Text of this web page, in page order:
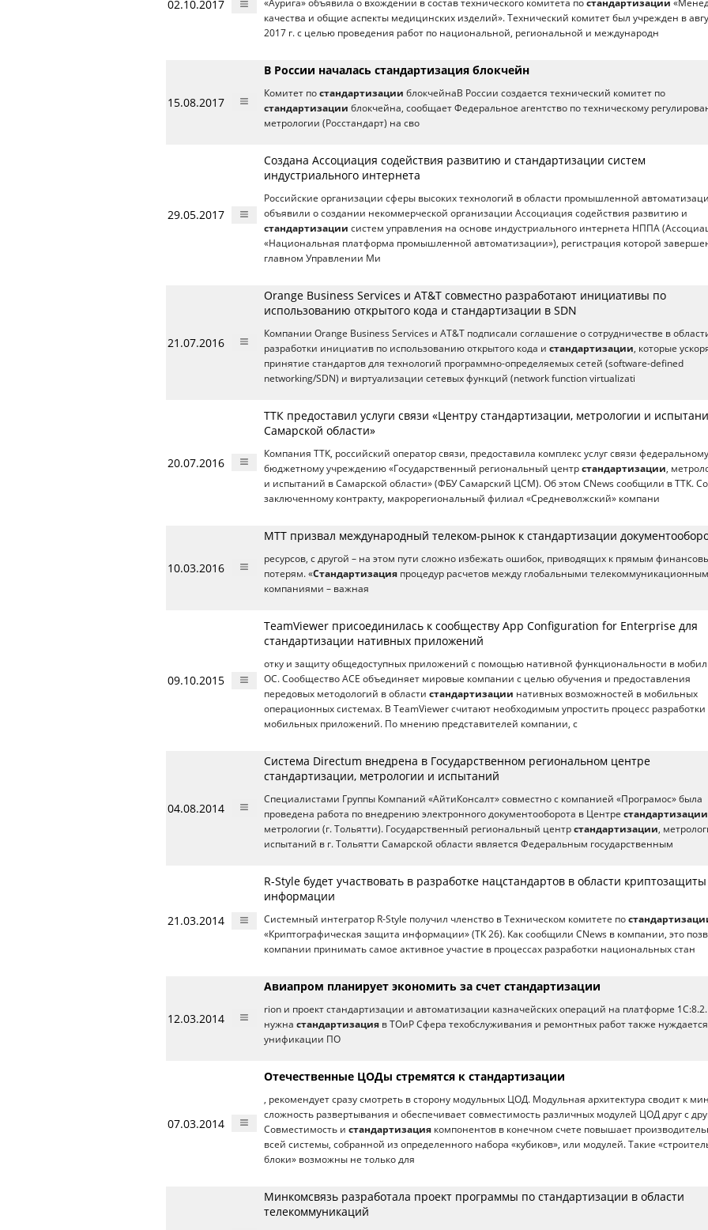
02.10.2017 «Аурига» объявила о вхождении в состав технического комитета по стандартизации
качества и общие аспекты медицинских изделий». Технический комитет был учрежден в
2017 г. с целью проведения работ по национальной, региональной и международн
15.08.2017
В России началась стандартизация блокчейн
Комитет по стандартизации блокчейнаВ России создается технический комитет по
стандартизации блокчейна, сообщает Федеральное агентство по техническому
метрологии (Росстандарт) на сво
29.05.2017
Создана Ассоциация содействия развитию и стандартизации систем
индустриального интернета
Российские организации сферы высоких технологий в области промышленной
объявили о создании некоммерческой организации Ассоциация содействия развитию и
стандартизации систем управления на основе индустриального интернета НППА
«Национальная платформа промышленной автоматизации»), регистрация которой
главном Управлении Ми
21.07.2016
Orange Business Services и AT&T совместно разработают инициативы по
использованию открытого кода и стандартизации в SDN
Компании Orange Business Services и AT&T подписали соглашение о сотрудничестве в
разработки инициатив по использованию открытого кода и стандартизации, которые
принятие стандартов для технологий программно-определяемых сетей (software-defined
networking/SDN) и виртуализации сетевых функций (network function virtualizati
20.07.2016
ТТК предоставил услуги связи «Центру стандартизации, метрологии и
Самарской области»
Компания ТТК, российский оператор связи, предоставила комплекс услуг связи федеральному
бюджетному учреждению «Государственный региональный центр стандартизации,
и испытаний в Самарской области» (ФБУ Самарский ЦСМ). Об этом CNews сообщили в ТТК.
заключенному контракту, макрорегиональный филиал «Средневолжский» компани
10.03.2016
МТТ призвал международный телеком-рынок к стандартизации
ресурсов, с другой – на этом пути сложно избежать ошибок, приводящих к прямым
потерям. «Стандартизация процедур расчетов между глобальными
компаниями – важная
09.10.2015
TeamViewer присоединилась к сообществу App Configuration for Enterprise для
стандартизации нативных приложений
отку и защиту общедоступных приложений с помощью нативной функциональности в
ОС. Сообщество ACE объединяет мировые компании с целью обучения и предоставления
передовых методологий в области стандартизации нативных возможностей в мобильных
операционных системах. В TeamViewer считают необходимым упростить процесс разработки
мобильных приложений. По мнению представителей компании, с
04.08.2014
Система Directum внедрена в Государственном региональном центре
стандартизации, метрологии и испытаний
Специалистами Группы Компаний «АйтиКонсалт» совместно с компанией «Програмос» была
проведена работа по внедрению электронного документооборота в Центре стандартизации
метрологии (г. Тольятти). Государственный региональный центр стандартизации,
испытаний в г. Тольятти Самарской области является Федеральным государственным
21.03.2014
R-Style будет участвовать в разработке нацстандартов в области криптозащиты
информации
Системный интегратор R-Style получил членство в Техническом комитете по
«Криптографическая защита информации» (ТК 26). Как сообщили CNews в компании, это
компании принимать самое активное участие в процессах разработки национальных стан
12.03.2014
Авиапром планирует экономить за счет стандартизации
rion и проект стандартизации и автоматизации казначейских операций на платформе
нужна стандартизация в ТОиР Сфера техобслуживания и ремонтных работ также
унификации ПО
07.03.2014
Отечественные ЦОДы стремятся к стандартизации
, рекомендует сразу смотреть в сторону модульных ЦОД. Модульная архитектура сводит к
сложность развертывания и обеспечивает совместимость различных модулей ЦОД друг с
Совместимость и стандартизация компонентов в конечном счете повышает
всей системы, собранной из определенного набора «кубиков», или модулей. Такие
блоки» возможны не только для
Минкомсвязь разработала проект программы по стандартизации в области
телекоммуникаций